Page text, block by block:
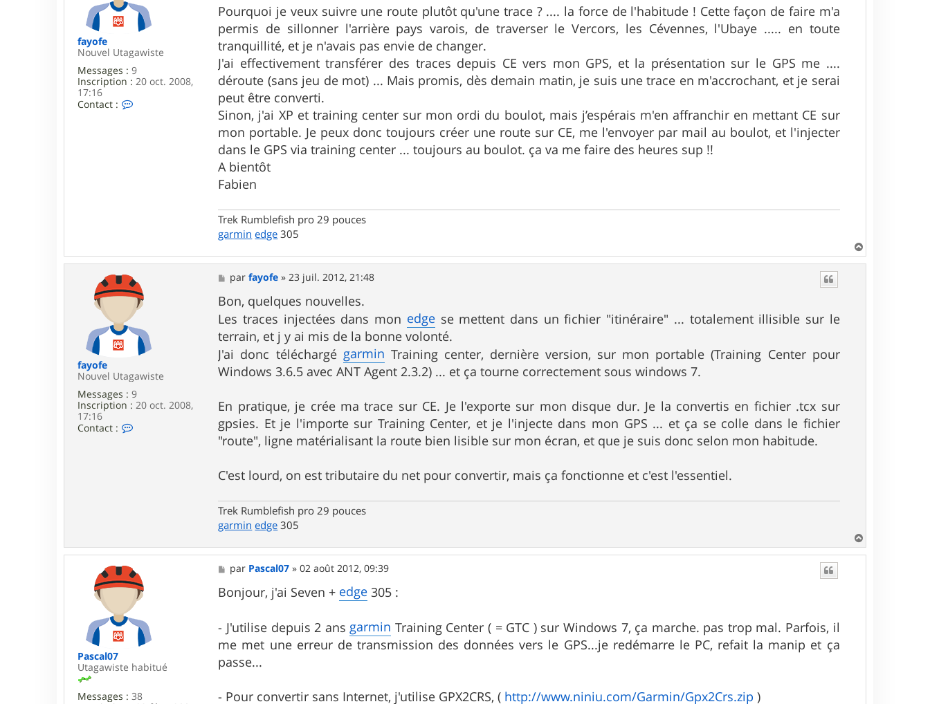
fayofe
Nouvel Utagawiste
Messages : 9
Inscription : 20 oct. 2008,
17:16
Contact :
e
g
e
Pourquoi je veux suivre une route plutôt qu'une trace ? .... la force de l'habitude ! Cette façon de faire m'a
permis de sillonner l'arrière pays varois, de traverser le Vercors, les Cévennes, l'Ubaye ..... en toute
tranquillité, et je n'avais pas envie de changer.
J'ai effectivement transférer des traces depuis CE vers mon GPS, et la présentation sur le GPS me ....
déroute (sans jeu de mot) ... Mais promis, dès demain matin, je suis une trace en m'accrochant, et je serai
peut être converti.
Sinon, j'ai XP et training center sur mon ordi du boulot, mais j’espérais m'en affranchir en mettant CE sur
mon portable. Je peux donc toujours créer une route sur CE, me l'envoyer par mail au boulot, et l'injecter
dans le GPS via training center ... toujours au boulot. ça va me faire des heures sup !!
A bientôt
Fabien
Trek Rumblefish pro 29 pouces
garmin edge 305
a
fayofe
Nouvel Utagawiste
Messages : 9
Inscription : 20 oct. 2008,
17:16
Contact :
y
o
f
e
M
e
s
s
a
g
e
parfayofe »23 juil. 2012, 21:48
Bon, quelques nouvelles.
Les traces injectées dans mon edgese mettent dans un fichier "itinéraire" ... totalement illisible sur le
terrain, et j y ai mis de la bonne volonté.
J'ai donc téléchargé garmin Training center, dernière version, sur mon portable (Training Center pour
Windows 3.6.5 avec ANT Agent 2.3.2) ... et ça tourne correctement sous windows 7.
En pratique, je crée ma trace sur CE. Je l'exporte sur mon disque dur. Je la convertis en fichier .tcx sur
gpsies. Et je l'importe sur Training Center, et je l'injecte dans mon GPS ... et ça se colle dans le fichier
"route", ligne matérialisant la route bien lisible sur mon écran, et que je suis donc selon mon habitude.
C'est lourd, on est tributaire du net pour convertir, mais ça fonctionne et c'est l'essentiel.
Trek Rumblefish pro 29 pouces
garmin edge 305
a
Pascal07
Utagawiste habitué
Messages : 38
M
e
s
s
g
e
par Pascal07 »02 août 2012, 09:39
Bonjour, j'ai Seven + edge 305 :
- J'utilise depuis 2 ansgarmin Training Center ( = GTC ) sur Windows 7, ça marche. pas trop mal. Parfois, il
me met une erreur de transmission des données vers le GPS...je redémarre le PC, refait la manip et ça
passe...
- Pour convertir sans Internet, j'utilise GPX2CRS, ( http://www.niniu.com/Garmin/Gpx2Crs.zip )